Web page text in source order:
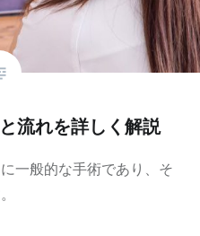
流れを詳しく解説
一般的な手術であり、そ